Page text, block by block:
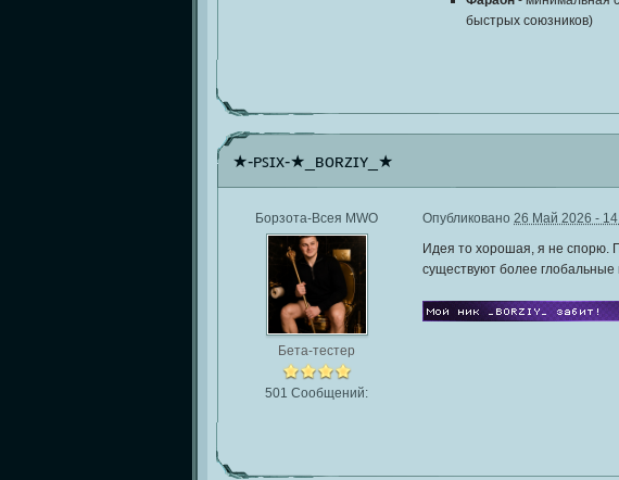
быстрых союзников)
★-ᴘꜱɪx-★_ʙᴏʀᴢɪʏ_★
Борзота-Всея MWO
Бета-тестер
501 Сообщений:
Опубликовано 26 Май 2026 -
Идея то хорошая, я не спорю.
существуют более